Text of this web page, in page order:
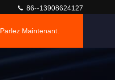
86--13908624127
Parlez Maintenant.